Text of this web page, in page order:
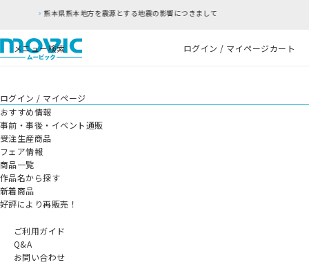
方を震源とする地震の影響につきまして
メニュー検索 ログイン / マイページカート
ログイン / マイページ
おすすめ情報
事前・事後・イベント通販
受注生産商品
フェア情報
商品一覧
作品名から探す
新着商品
好評により再販売！
ご利用ガイド
Q&A
お問い合わせ